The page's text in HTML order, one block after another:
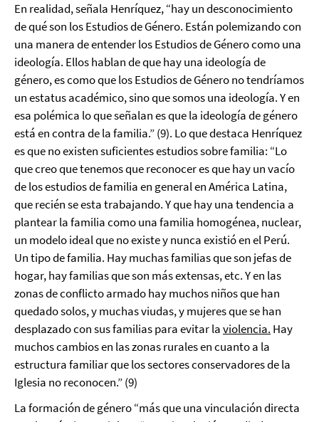
En realidad, señala Henríquez, “hay un desconocimiento
de qué son los Estudios de Género. Están polemizando con
una manera de entender los Estudios de Género como una
ideología. Ellos hablan de que hay una ideología de
género, es como que los Estudios de Género no tendríamos
un estatus académico, sino que somos una ideología. Y en
esa polémica lo que señalan es que la ideología de género
está en contra de la familia.” (9). Lo que destaca Henríquez
es que no existen suficientes estudios sobre familia: “Lo
que creo que tenemos que reconocer es que hay un vacío
de los estudios de familia en general en América Latina,
que recién se esta trabajando. Y que hay una tendencia a
plantear la familia como una familia homogénea, nuclear,
un modelo ideal que no existe y nunca existió en el Perú.
Un tipo de familia. Hay muchas familias que son jefas de
hogar, hay familias que son más extensas, etc. Y en las
zonas de conflicto armado hay muchos niños que han
quedado solos, y muchas viudas, y mujeres que se han
desplazado con sus familias para evitar laviolencia. Hay
muchos cambios en las zonas rurales en cuanto a la
estructura familiar que los sectores conservadores de la
Iglesia no reconocen.” (9)
La formación de género “más que una vinculación directa